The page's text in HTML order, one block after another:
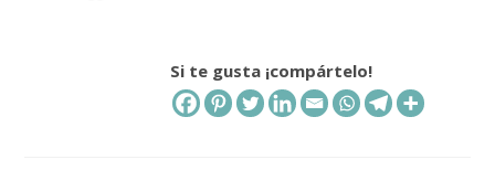
Si te gusta ¡compártelo!